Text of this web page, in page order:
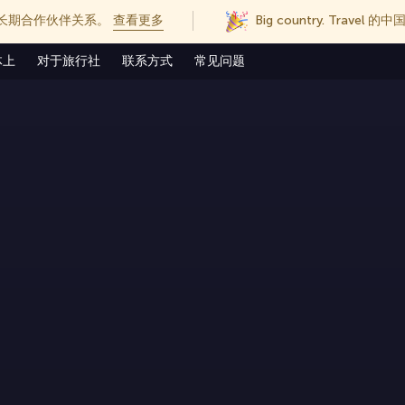
合作伙伴关系。 查看更多 Big country. Travel 的中
上 对于旅行社 联系方式 常见问题